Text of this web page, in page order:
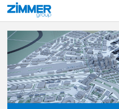
Inicio Industrias